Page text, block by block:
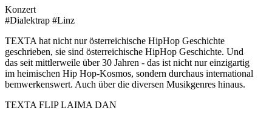
Konzert
#Dialektrap #Linz
TEXTA hat nicht nur österreichische HipHop Geschichte
geschrieben, sie sind österreichische HipHop Geschichte. Und
das seit mittlerweile über 30 Jahren - das ist nicht nur einzigartig
im heimischen Hip Hop-Kosmos, sondern durchaus international
bemwerkenswert. Auch über die diversen Musikgenres hinaus.
TEXTA FLIP LAIMA DAN